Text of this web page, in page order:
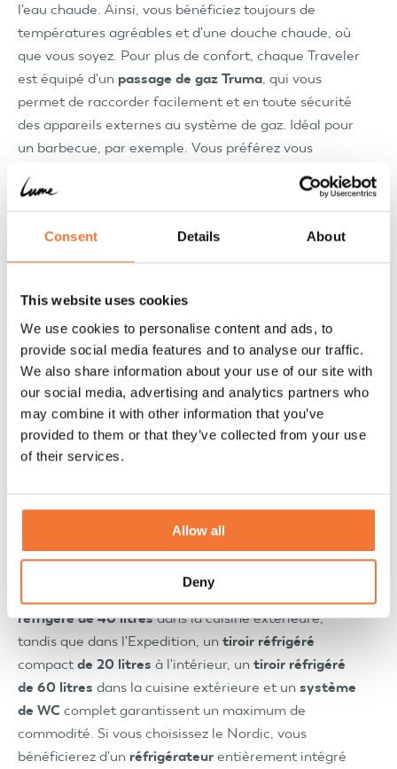
Consent Details About
This website uses cookies
We use cookies to personalise content and ads, to
provide social media features and to analyse our traffic.
We also share information about your use of our site with
our social media, advertising and analytics partners who
may combine it with other information that you’ve
provided to them or that they’ve collected from your use
of their services.
Allow all
Deny
l'eau chaude. Ainsi, vous bénéficiez toujours de
températures agréables et d'une douche chaude, où
que vous soyez. Pour plus de confort, chaque Traveler
est équipé d'un passage de gaz Truma, qui vous
permet de raccorder facilement et en toute sécurité
des appareils externes au système de gaz. Idéal pour
un barbecue, par exemple. Vous préférez vous
climatiseur Truma Saphir Compact
est disponible en
option. Ce climatiseur silencieux et économe en
énergie est entièrement intégré à l'intérieur et
assure un climat intérieur agréable même pendant
vous attendez du niveau de confort d'un Lume
Traveler.
Dometic
Des solutions intelligentes pour la route
Que vous fassiez un court voyage ou que vous
fiables. C'est pourquoi Lume Traveler s'est associé à
Dometic, spécialiste mondial de la réfrigération
WC portable
réfrigéré de 40 litresdans la cuisine extérieure,
tandis que dans l'Expedition, un tiroir réfrigéré
compactde 20 litres à l'intérieur, un tiroir réfrigéré
de 60 litres dans la cuisine extérieure et un système
de WCcomplet garantissent un maximum de
commodité. Si vous choisissez le Nordic, vous
bénéficierez d'un réfrigérateurentièrement intégré